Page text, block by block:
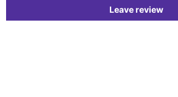
Leave review